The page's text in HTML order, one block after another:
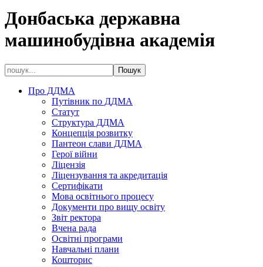
Донбаська державна
машинобудівна академія
Про ДДМА
Путівник по ДДМА
Статут
Структура ДДМА
Концепція розвитку
Пантеон слави ДДМА
Герої війни
Ліцензія
Ліцензування та акредитація
Сертифікати
Мова освітнього процесу
Документи про вищу освіту
Звіт ректора
Вчена рада
Освітні програми
Навчальні плани
Кошторис